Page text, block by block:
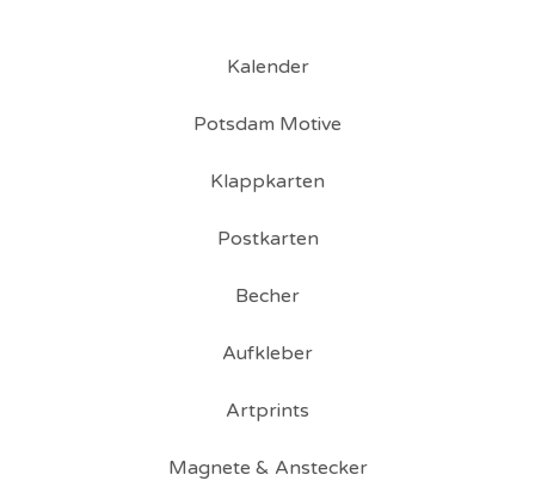
Kalender
Potsdam Motive
Klappkarten
Postkarten
Becher
Aufkleber
Artprints
Magnete & Anstecker